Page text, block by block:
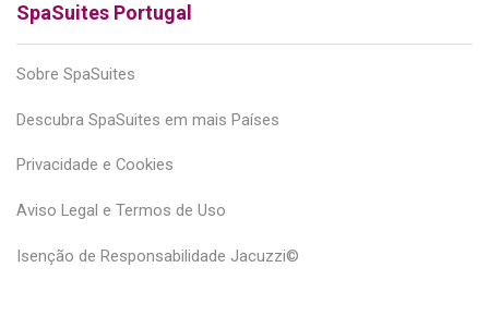
SpaSuites Portugal
Sobre SpaSuites
Descubra SpaSuites em mais Países
Privacidade e Cookies
Aviso Legal e Termos de Uso
Isenção de Responsabilidade Jacuzzi©